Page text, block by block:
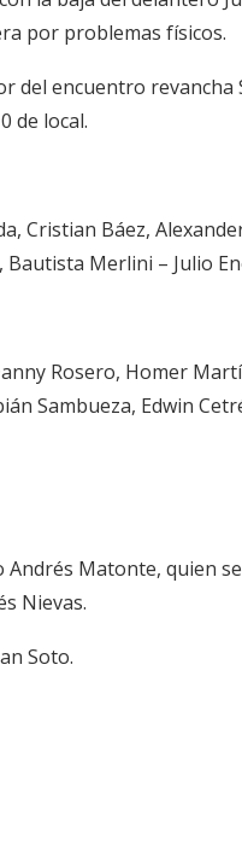
por problemas físicos.
del encuentro
de local.
Cristian Báez,
Merlini – Julio
Rosero, Homer
Sambueza, Edwin
Matonte, quien
Nievas.
Soto.